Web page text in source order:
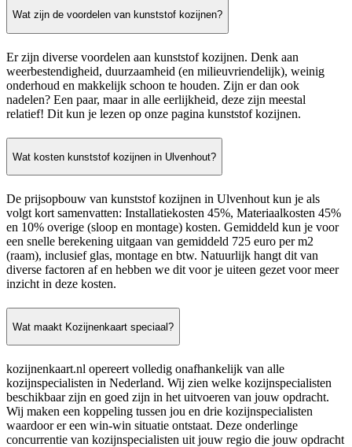
Wat zijn de voordelen van kunststof kozijnen?
Er zijn diverse voordelen aan kunststof kozijnen. Denk aan
weerbestendigheid, duurzaamheid (en milieuvriendelijk), weinig
onderhoud en makkelijk schoon te houden. Zijn er dan ook
nadelen? Een paar, maar in alle eerlijkheid, deze zijn meestal
relatief! Dit kun je lezen op onze pagina kunststof kozijnen.
Wat kosten kunststof kozijnen in Ulvenhout?
De prijsopbouw van kunststof kozijnen in Ulvenhout kun je als
volgt kort samenvatten: Installatiekosten 45%, Materiaalkosten 45%
en 10% overige (sloop en montage) kosten. Gemiddeld kun je voor
een snelle berekening uitgaan van gemiddeld 725 euro per m2
(raam), inclusief glas, montage en btw. Natuurlijk hangt dit van
diverse factoren af en hebben we dit voor je uiteen gezet voor meer
inzicht in deze kosten.
Wat maakt Kozijnenkaart speciaal?
kozijnenkaart.nl opereert volledig onafhankelijk van alle
kozijnspecialisten in Nederland. Wij zien welke kozijnspecialisten
beschikbaar zijn en goed zijn in het uitvoeren van jouw opdracht.
Wij maken een koppeling tussen jou en drie kozijnspecialisten
waardoor er een win-win situatie ontstaat. Deze onderlinge
concurrentie van kozijnspecialisten uit jouw regio die jouw opdracht